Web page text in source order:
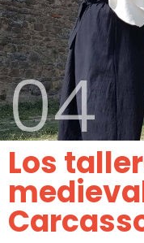
04
Los